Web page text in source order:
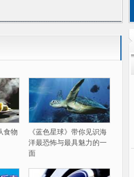
食物
《蓝色星球》带你见识海
洋最恐怖与最具魅力的一
面